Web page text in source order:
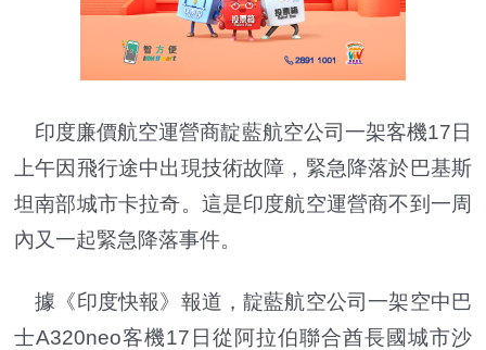
印度廉價航空運營商靛藍航空公司一架客機17日
上午因飛行途中出現技術故障，緊急降落於巴基斯
坦南部城市卡拉奇。這是印度航空運營商不到一周
內又一起緊急降落事件。
據《印度快報》報道，靛藍航空公司一架空中巴
士A320neo客機17日從阿拉伯聯合酋長國城市沙